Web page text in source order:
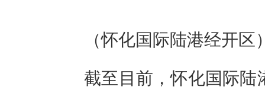
（怀化国际陆港经开区
截至目前，怀化国际陆